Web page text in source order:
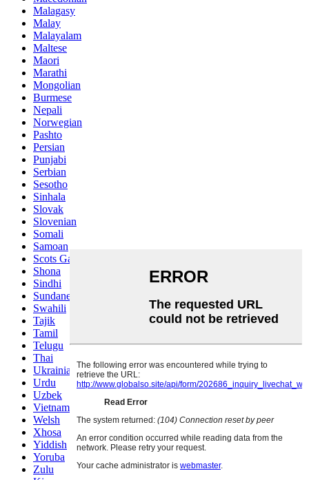
Malagasy
Malay
Malayalam
Maltese
Maori
Marathi
Mongolian
Burmese
Nepali
Norwegian
Pashto
Persian
Punjabi
Serbian
Sesotho
Sinhala
Slovak
Slovenian
Somali
Samoan
Scots Gaelic
Shona
Sindhi
Sundanese
Swahili
Tajik
Tamil
Telugu
Thai
Ukrainian
Urdu
Uzbek
Vietnamese
Welsh
Xhosa
Yiddish
Yoruba
Zulu